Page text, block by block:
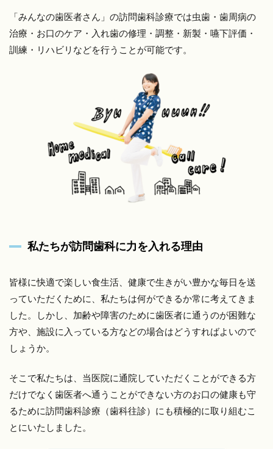
「みんなの歯医者さん」の訪問歯科診療では虫歯・歯周病の
治療・お口のケア・入れ歯の修理・調整・新製・嚥下評価・
訓練・リハビリなどを行うことが可能です。
私たちが訪問歯科に力を入れる理由
皆様に快適で楽しい食生活、健康で生きがい豊かな毎日を送
っていただくために、私たちは何ができるか常に考えてきま
した。しかし、加齢や障害のために歯医者に通うのが困難な
方や、施設に入っている方などの場合はどうすればよいので
しょうか。
そこで私たちは、当医院に通院していただくことができる方
だけでなく歯医者へ通うことができない方のお口の健康も守
るために訪問歯科診療（歯科往診）にも積極的に取り組むこ
とにいたしました。